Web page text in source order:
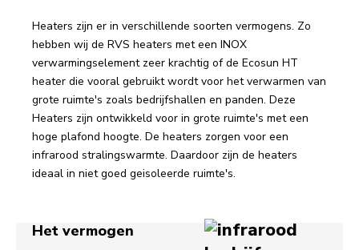
Heaters zijn er in verschillende soorten vermogens. Zo
hebben wij de RVS heaters met een INOX
verwarmingselement zeer krachtig of de Ecosun HT
heater die vooral gebruikt wordt voor het verwarmen van
grote ruimte's zoals bedrijfshallen en panden. Deze
Heaters zijn ontwikkeld voor in grote ruimte's met een
hoge plafond hoogte. De heaters zorgen voor een
infrarood stralingswarmte. Daardoor zijn de heaters
ideaal in niet goed geisoleerde ruimte's.
Het vermogen